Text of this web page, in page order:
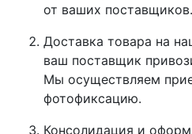
от ваших поставщиков.
Доставка товара на
ваш поставщик
Мы осуществляем
фотофиксацию.
Консолидация и